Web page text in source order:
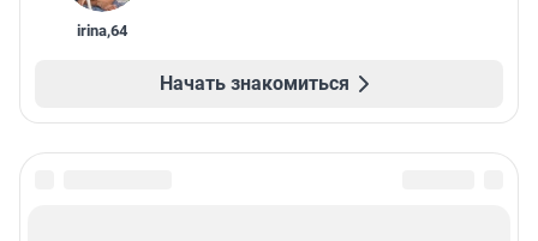
irina,64
Начать знакомиться